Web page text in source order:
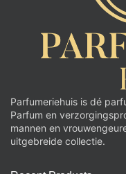
Parfumeriehuis is dé
Parfum en
mannen en
uitgebreide collectie.